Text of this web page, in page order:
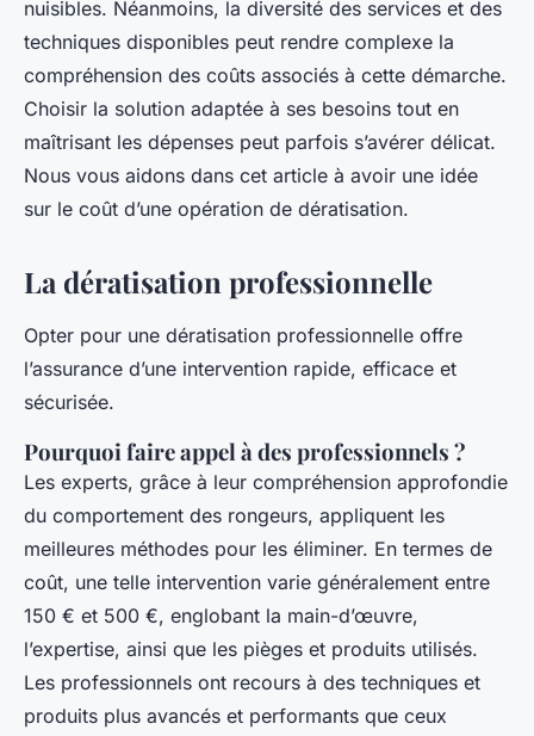
nuisibles. Néanmoins, la diversité des services et des
techniques disponibles peut rendre complexe la
compréhension des coûts associés à cette démarche.
Choisir la solution adaptée à ses besoins tout en
maîtrisant les dépenses peut parfois s’avérer délicat.
Nous vous aidons dans cet article à avoir une idée
sur le coût d’une opération de dératisation.
La dératisation professionnelle
Opter pour une dératisation professionnelle offre
l’assurance d’une intervention rapide, efficace et
sécurisée.
Pourquoi faire appel à des professionnels ?
Les experts, grâce à leur compréhension approfondie
du comportement des rongeurs, appliquent les
meilleures méthodes pour les éliminer. En termes de
coût, une telle intervention varie généralement entre
150 € et 500 €, englobant la main-d’œuvre,
l’expertise, ainsi que les pièges et produits utilisés.
Les professionnels ont recours à des techniques et
produits plus avancés et performants que ceux